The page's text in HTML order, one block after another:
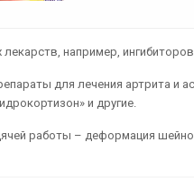
например,
для лечения артрита и
и другие.
работы – деформация